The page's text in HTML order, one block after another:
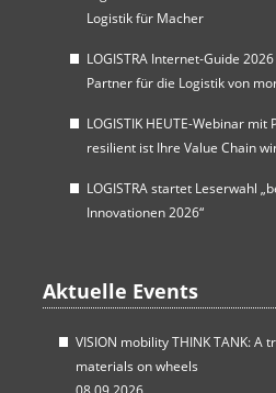
Logistik für Macher
LOGISTRA Internet-Guide
Partner für die Logistik von
LOGISTIK HEUTE-Webinar mit
resilient ist Ihre Value Chain
LOGISTRA startet Leserwahl
Innovationen 2026“
Aktuelle Events
VISION mobility THINK TANK: A
materials on wheels